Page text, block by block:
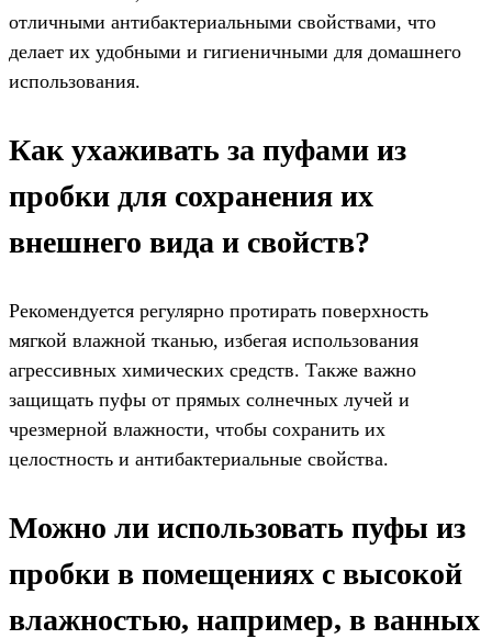
отличными антибактериальными свойствами, что
делает их удобными и гигиеничными для домашнего
использования.
Как ухаживать за пуфами из
пробки для сохранения их
внешнего вида и свойств?
Рекомендуется регулярно протирать поверхность
мягкой влажной тканью, избегая использования
агрессивных химических средств. Также важно
защищать пуфы от прямых солнечных лучей и
чрезмерной влажности, чтобы сохранить их
целостность и антибактериальные свойства.
Можно ли использовать пуфы из
пробки в помещениях с высокой
влажностью, например, в ванных